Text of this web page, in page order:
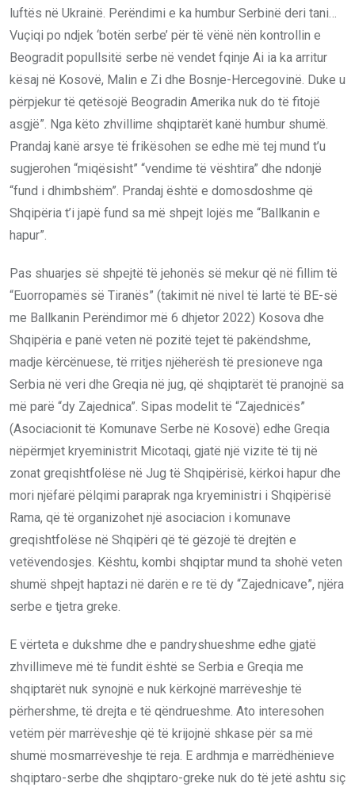
luftës në Ukrainë. Perëndimi e ka humbur Serbinë deri tani…
Vuçiqi po ndjek ‘botën serbe’ për të vënë nën kontrollin e
Beogradit popullsitë serbe në vendet fqinje Ai ia ka arritur
kësaj në Kosovë, Malin e Zi dhe Bosnje-Hercegovinë. Duke u
përpjekur të qetësojë Beogradin Amerika nuk do të fitojë
asgjë”. Nga këto zhvillime shqiptarët kanë humbur shumë.
Prandaj kanë arsye të frikësohen se edhe më tej mund t’u
sugjerohen “miqësisht” “vendime të vështira” dhe ndonjë
“fund i dhimbshëm”. Prandaj është e domosdoshme që
Shqipëria t’i japë fund sa më shpejt lojës me “Ballkanin e
hapur”.
Pas shuarjes së shpejtë të jehonës së mekur që në fillim të
“Euorropamës së Tiranës” (takimit në nivel të lartë të BE-së
me Ballkanin Perëndimor më 6 dhjetor 2022) Kosova dhe
Shqipëria e panë veten në pozitë tejet të pakëndshme,
madje kërcënuese, të rritjes njëherësh të presioneve nga
Serbia në veri dhe Greqia në jug, që shqiptarët të pranojnë sa
më parë “dy Zajednica”. Sipas modelit të “Zajednicës”
(Asociacionit të Komunave Serbe në Kosovë) edhe Greqia
nëpërmjet kryeministrit Micotaqi, gjatë një vizite të tij në
zonat greqishtfolëse në Jug të Shqipërisë, kërkoi hapur dhe
mori njëfarë pëlqimi paraprak nga kryeministri i Shqipërisë
Rama, që të organizohet një asociacion i komunave
greqishtfolëse në Shqipëri që të gëzojë të drejtën e
vetëvendosjes. Kështu, kombi shqiptar mund ta shohë veten
shumë shpejt haptazi në darën e re të dy “Zajednicave”, njëra
serbe e tjetra greke.
E vërteta e dukshme dhe e pandryshueshme edhe gjatë
zhvillimeve më të fundit është se Serbia e Greqia me
shqiptarët nuk synojnë e nuk kërkojnë marrëveshje të
përhershme, të drejta e të qëndrueshme. Ato interesohen
vetëm për marrëveshje që të krijojnë shkase për sa më
shumë mosmarrëveshje të reja. E ardhmja e marrëdhënieve
shqiptaro-serbe dhe shqiptaro-greke nuk do të jetë ashtu siç